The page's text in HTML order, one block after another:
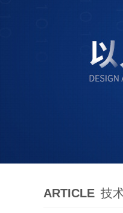
ARTICLE 技